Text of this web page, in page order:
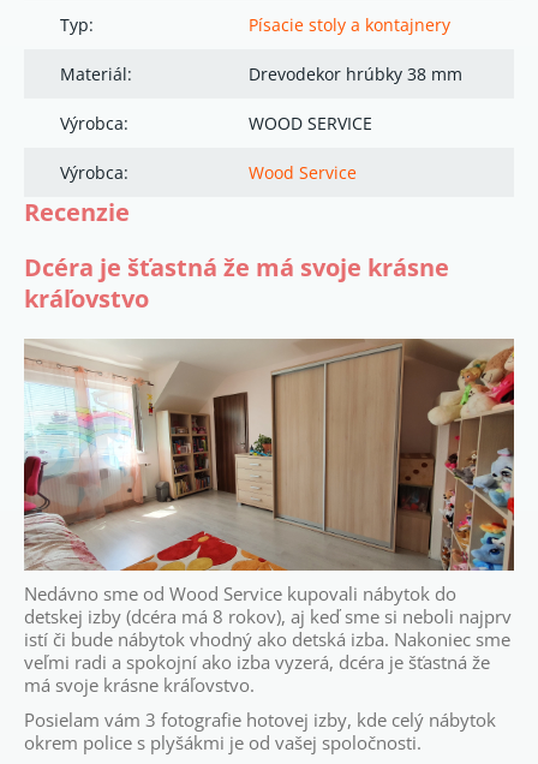
Typ: Písacie stoly a kontajnery
Materiál: Drevodekor hrúbky 38 mm
Výrobca: WOOD SERVICE
Výrobca: Wood Service
Recenzie
Dcéra je šťastná že má svoje krásne
kráľovstvo
Nedávno sme od Wood Service kupovali nábytok do
detskej izby (dcéra má 8 rokov), aj keď sme si neboli najprv
istí či bude nábytok vhodný ako detská izba. Nakoniec sme
veľmi radi a spokojní ako izba vyzerá, dcéra je šťastná že
má svoje krásne kráľovstvo.
Posielam vám 3 fotografie hotovej izby, kde celý nábytok
okrem police s plyšákmi je od vašej spoločnosti.